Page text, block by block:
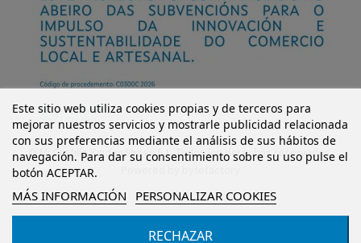
Este sitio web utiliza cookies propias y de terceros para
mejorar nuestros servicios y mostrarle publicidad relacionada
con sus preferencias mediante el análisis de sus hábitos de
navegación. Para dar su consentimiento sobre su uso pulse el
botón ACEPTAR.
MÁS INFORMACIÓN PERSONALIZAR COOKIES
RECHAZAR
© Mi Castillo Kinder Shoes S.L. Todos los derechos reservados.